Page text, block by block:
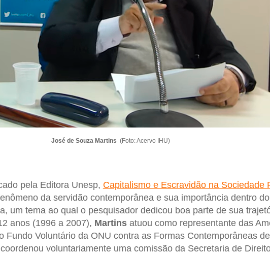
José de Souza Martins (Foto: Acervo IHU)
pela Editora Unesp, Capitalismo e Escravidão na Sociedade
da servidão contemporânea e sua importância dentro
um tema ao qual o pesquisador dedicou boa parte de sua
anos (1996 a 2007), Martinsatuou como representante das
Fundo Voluntário da ONU contra as Formas Contemporâneas de
voluntariamente uma comissão da Secretaria de